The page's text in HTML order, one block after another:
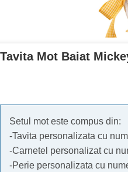
Tavita Mot Baiat
Setul mot este compus din:
-Tavita personalizata cu
-Carnetel personalizat cu
-Perie personalizata cu